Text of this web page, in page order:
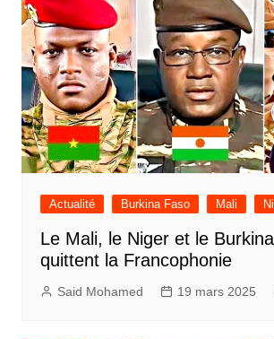
Actualité Burkina Faso Mali
Le Mali, le Niger et le
quittent la Francophonie
Said Mohamed 19 mars 2025